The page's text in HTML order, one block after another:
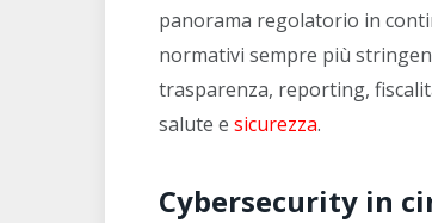
panorama regolatorio in
normativi sempre più
trasparenza, reporting,
salute e sicurezza.
Cybersecurity in